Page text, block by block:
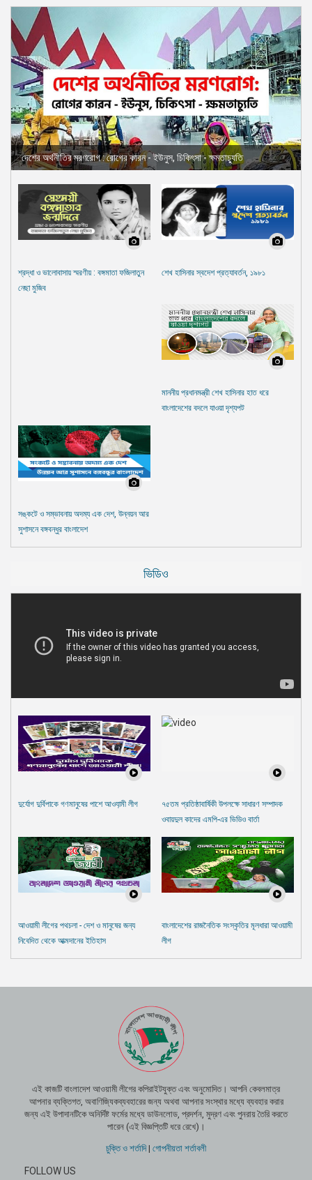
দেশের অর্থনীতির মরণরোগ : রোগের কারন - ইউনুস, চিকিৎসা - ক্ষমতাচ্যুতি
শ্রদ্ধা ও ভালোবাসায় স্মরণীয় : বঙ্গমাতা ফজিলাতুন
নেছা মুজিব
শেখ হাসিনার স্বদেশ প্রত্যাবর্তন, ১৯৮১
মাননীয় প্রধানমন্ত্রী শেখ হাসিনার হাত ধরে
বাংলাদেশের বদলে যাওয়া দৃশ্যপট
সঙ্কটে ও সম্ভাবনায় অদম্য এক দেশ, উন্নয়ন আর
সুশাসনে বঙ্গবন্ধুর বাংলাদেশ
ভিডিও
দুর্যোগ দুর্বিপাকে গণমানুষের পাশে আওযা়মী লীগ
৭৫তম প্রতিষ্ঠাবার্ষিকী উপলক্ষে সাধারণ সম্পাদক
ওবায়দুল কাদের এমপি-এর ভিডিও বার্তা
আওয়ামী লীগের পথচলা - দেশ ও মানুষের জন্য
নিবেদিত থেকে আত্মদানের ইতিহাস
বাংলাদেশের রাজনৈতিক সংস্কৃতির মূলধারা আওয়ামী
লীগ
এই কাজটি বাংলাদেশ আওয়ামী লীগের কপিরাইটযুক্ত এবং অনুমোদিত। আপনি কেবলমাত্র
আপনার ব্যক্তিগত, অবাণিজ্যিকব্যবহারের জন্য অথবা আপনার সংস্থার মধ্যে ব্যবহার করার
জন্য এই উপাদানটিকে অনির্দিষ্ট ফর্মের মধ্যে ডাউনলোড, প্রদর্শন, মুদ্রণ এবং পুনরায় তৈরি করতে
পারেন (এই বিজ্ঞপ্তিটি ধরে রেখে)।
চুক্তি ও শর্তাদি| গোপনীয়তা শর্তাবলী
FOLLOW US